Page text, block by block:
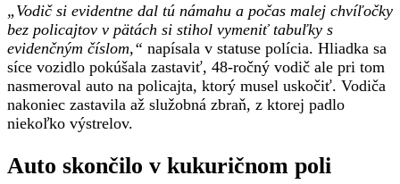
„Vodič si evidentne dal tú námahu a počas malej chvíľočky
bez policajtov v pätách si stihol vymeniť tabuľky s
evidenčným číslom,“ napísala v statuse polícia. Hliadka sa
síce vozidlo pokúšala zastaviť, 48-ročný vodič ale pri tom
nasmeroval auto na policajta, ktorý musel uskočiť. Vodiča
nakoniec zastavila až služobná zbraň, z ktorej padlo
niekoľko výstrelov.
Auto skončilo v kukuričnom poli